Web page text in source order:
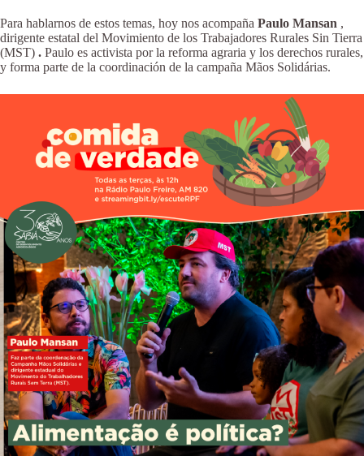
Para hablarnos de estos temas, hoy nos acompaña Paulo Mansan ,
dirigente estatal del Movimiento de los Trabajadores Rurales Sin Tierra
(MST) . Paulo es activista por la reforma agraria y los derechos rurales,
y forma parte de la coordinación de la campaña Mãos Solidárias.